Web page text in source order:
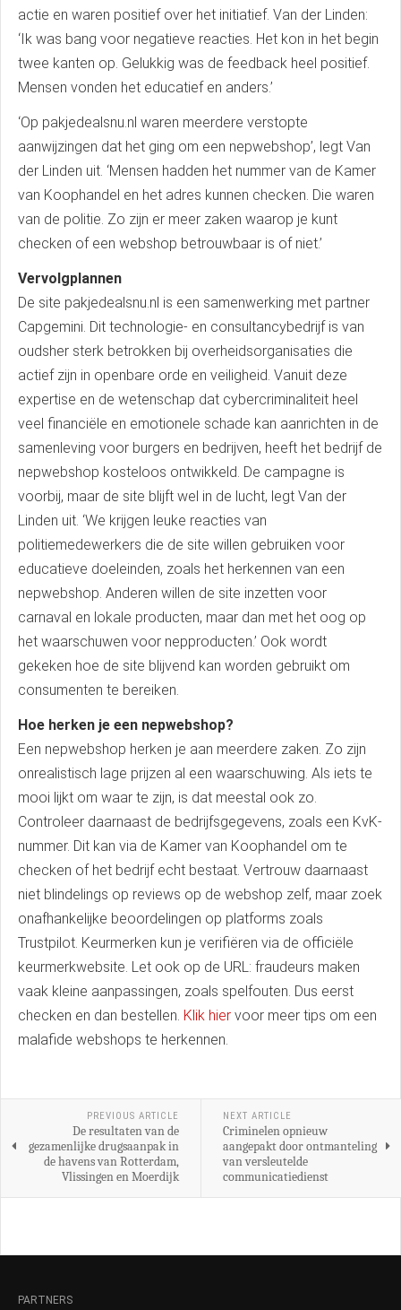
actie en waren positief over het initiatief. Van der Linden:
‘Ik was bang voor negatieve reacties. Het kon in het begin
twee kanten op. Gelukkig was de feedback heel positief.
Mensen vonden het educatief en anders.’
‘Op pakjedealsnu.nl waren meerdere verstopte
aanwijzingen dat het ging om een nepwebshop’, legt Van
der Linden uit. ‘Mensen hadden het nummer van de Kamer
van Koophandel en het adres kunnen checken. Die waren
van de politie. Zo zijn er meer zaken waarop je kunt
checken of een webshop betrouwbaar is of niet.’
Vervolgplannen
De site pakjedealsnu.nl is een samenwerking met partner
Capgemini. Dit technologie- en consultancybedrijf is van
oudsher sterk betrokken bij overheidsorganisaties die
actief zijn in openbare orde en veiligheid. Vanuit deze
expertise en de wetenschap dat cybercriminaliteit heel
veel financiële en emotionele schade kan aanrichten in de
samenleving voor burgers en bedrijven, heeft het bedrijf de
nepwebshop kosteloos ontwikkeld. De campagne is
voorbij, maar de site blijft wel in de lucht, legt Van der
Linden uit. ‘We krijgen leuke reacties van
politiemedewerkers die de site willen gebruiken voor
educatieve doeleinden, zoals het herkennen van een
nepwebshop. Anderen willen de site inzetten voor
carnaval en lokale producten, maar dan met het oog op
het waarschuwen voor nepproducten.’ Ook wordt
gekeken hoe de site blijvend kan worden gebruikt om
consumenten te bereiken.
Hoe herken je een nepwebshop?
Een nepwebshop herken je aan meerdere zaken. Zo zijn
onrealistisch lage prijzen al een waarschuwing. Als iets te
mooi lijkt om waar te zijn, is dat meestal ook zo.
Controleer daarnaast de bedrijfsgegevens, zoals een KvK-
nummer. Dit kan via de Kamer van Koophandel om te
checken of het bedrijf echt bestaat. Vertrouw daarnaast
niet blindelings op reviews op de webshop zelf, maar zoek
onafhankelijke beoordelingen op platforms zoals
Trustpilot. Keurmerken kun je verifiëren via de officiële
keurmerkwebsite. Let ook op de URL: fraudeurs maken
vaak kleine aanpassingen, zoals spelfouten. Dus eerst
checken en dan bestellen. Klik hier voor meer tips om een
malafide webshops te herkennen.
PREVIOUS ARTICLE
De resultaten van de
gezamenlijke drugsaanpak in
de havens van Rotterdam,
Vlissingen en Moerdijk
NEXT ARTICLE
Criminelen opnieuw
aangepakt door ontmanteling
van versleutelde
communicatiedienst
PARTNERS